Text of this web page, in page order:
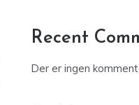
Recent
Der er ingen